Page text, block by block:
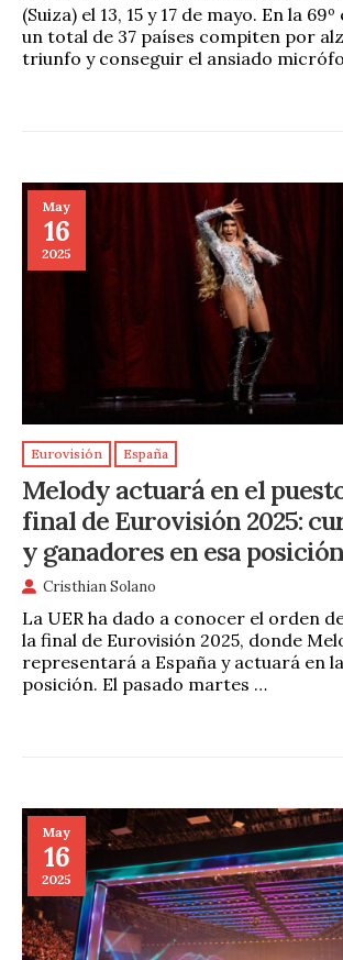
(Suiza) el 13, 15 y 17 de mayo. En la
un total de 37 países compiten por
triunfo y conseguir el ansiado
May
16
2025
Eurovisión España
Melody actuará en el
final de Eurovisión 2025:
y ganadores en esa posición
Cristhian Solano
La UER ha dado a conocer el orden
la final de Eurovisión 2025, donde
representará a España y actuará en
posición. El pasado martes …
May
16
2025